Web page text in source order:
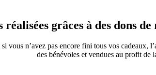
réalisées grâces à des dons
vous n’avez pas encore fini tous vos cadeaux,
des bénévoles et vendues au profit de